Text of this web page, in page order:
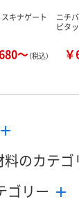
キナゲート
～（税込）
ニチ
ピタ
のカテゴ
ゴリー